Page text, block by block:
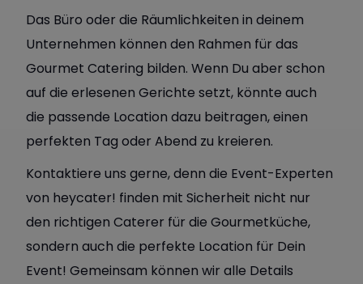
Das Büro oder die Räumlichkeiten in deinem
Unternehmen können den Rahmen für das
Gourmet Catering bilden. Wenn Du aber schon
auf die erlesenen Gerichte setzt, könnte auch
die passende Location dazu beitragen, einen
perfekten Tag oder Abend zu kreieren.
Kontaktiere uns gerne, denn die Event-Experten
von heycater! finden mit Sicherheit nicht nur
den richtigen Caterer für die Gourmetküche,
sondern auch die perfekte Location für Dein
Event! Gemeinsam können wir alle Details